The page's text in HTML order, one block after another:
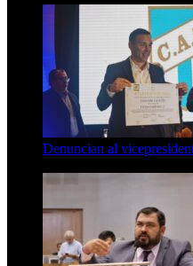
Denuncian al